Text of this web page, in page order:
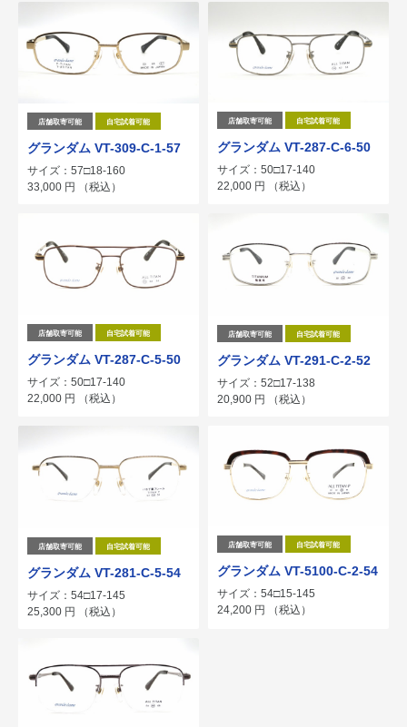
店舗取寄可能 自宅試着可能
グランダム VT-309-C-1-57
サイズ：57□18-160
33,000 円 （税込）
店舗取寄可能 自宅試着可能
グランダム VT-287-C-6-50
サイズ：50□17-140
22,000 円 （税込）
店舗取寄可能 自宅試着可能
グランダム VT-287-C-5-50
サイズ：50□17-140
22,000 円 （税込）
店舗取寄可能 自宅試着可能
グランダム VT-291-C-2-52
サイズ：52□17-138
20,900 円 （税込）
店舗取寄可能 自宅試着可能
グランダム VT-281-C-5-54
サイズ：54□17-145
25,300 円 （税込）
店舗取寄可能 自宅試着可能
グランダム VT-5100-C-2-54
サイズ：54□15-145
24,200 円 （税込）